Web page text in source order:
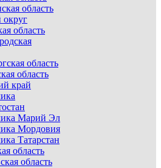
область
область
область
область
край
Марий Эл
Мордовия
Татарстан
область
область